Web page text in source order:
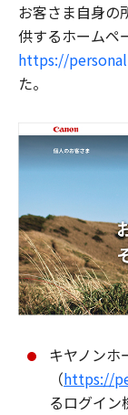
お客さま自身の
供するホームペ
https://
た。
キヤノンホ
（https://
るログイン